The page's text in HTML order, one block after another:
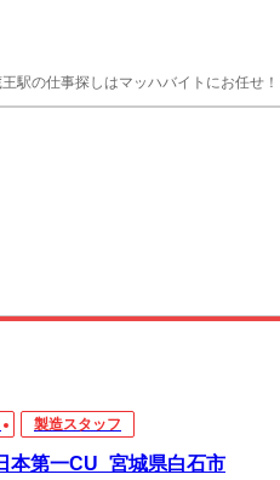
駅の仕事探しはマッハバイトにお任せ！
製造スタッフ
第一CU_宮城県白石市